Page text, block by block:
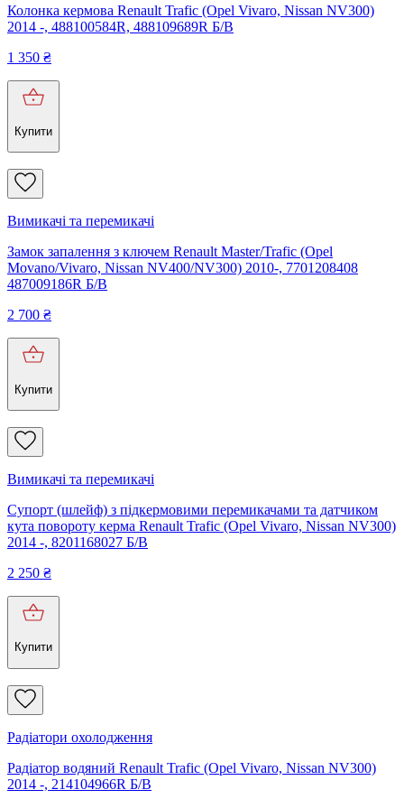
Колонка кермова Renault Trafic (Opel Vivaro, Nissan NV300)
2014 -, 488100584R, 488109689R Б/В
1 350 ₴
Купити
Вимикачі та перемикачі
Замок запалення з ключем Renault Master/Trafic (Opel
Movano/Vivaro, Nissan NV400/NV300) 2010-, 7701208408
487009186R Б/В
2 700 ₴
Купити
Вимикачі та перемикачі
Супорт (шлейф) з підкермовими перемикачами та датчиком
кута повороту керма Renault Trafic (Opel Vivaro, Nissan NV300)
2014 -, 8201168027 Б/В
2 250 ₴
Купити
Радіатори охолодження
Радіатор водяний Renault Trafic (Opel Vivaro, Nissan NV300)
2014 -, 214104966R Б/В